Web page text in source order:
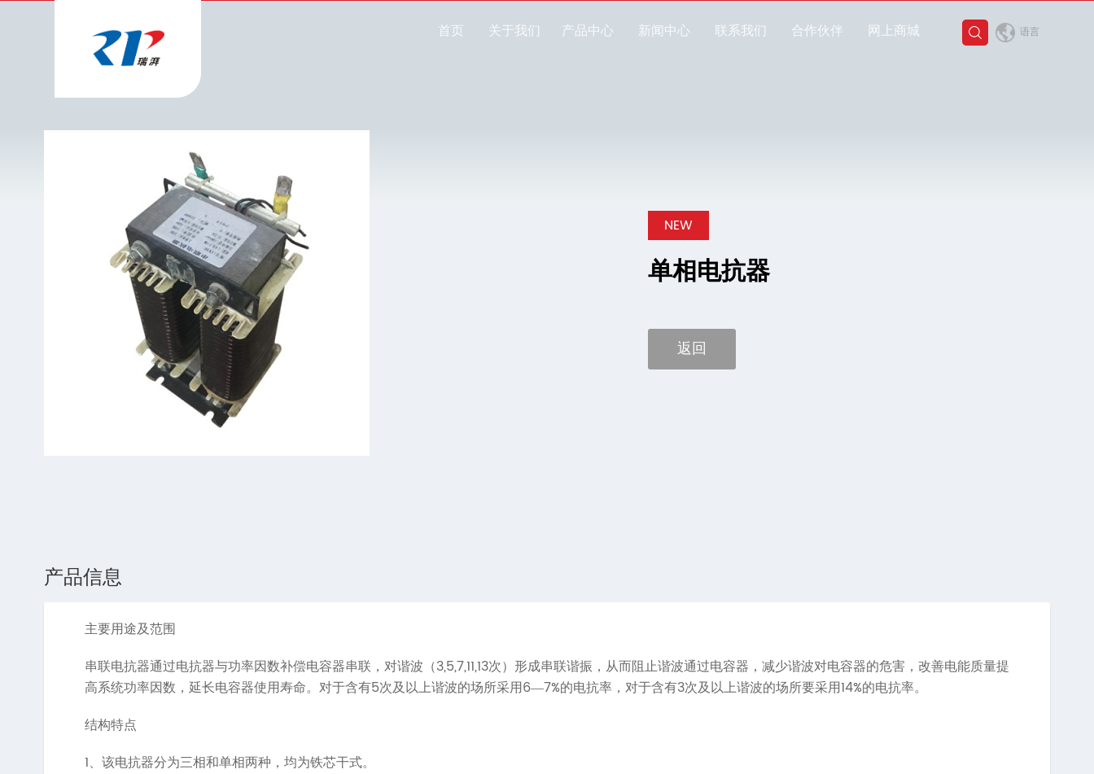
语言
首页 关于我们 产品中心 新闻中心 联系我们 合作伙伴 网上商城
NEW
单相电抗器
返回
产品信息
主要用途及范围
串联电抗器通过电抗器与功率因数补偿电容器串联，对谐波（3,5,7,11,13次）形成串联谐振，从而阻止谐波通过电容器，减少谐波对电容器的危害，改善电能质量提
高系统功率因数，延长电容器使用寿命。对于含有5次及以上谐波的场所采用 6—7%的电抗率，对于含有3次及以上谐波的场所要采用14%的电抗率。
结构特点
1、 该电抗器分为三相和单相两种，均为铁芯干式。